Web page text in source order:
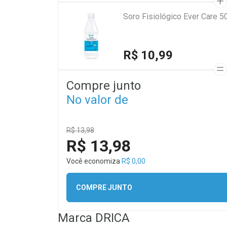
Soro Fisiológico Ever Care
R$ 10,99
Compre junto
No valor de
R$ 13,98
R$ 13,98
Você economiza R$ 0,00
COMPRE JUNTO
Marca DRICA